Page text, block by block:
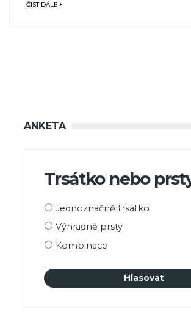
ČÍST DÁLE
ANKETA
Trsátko nebo
Možnosti
Jednoznačně trsátko
Výhradně prsty
Kombinace